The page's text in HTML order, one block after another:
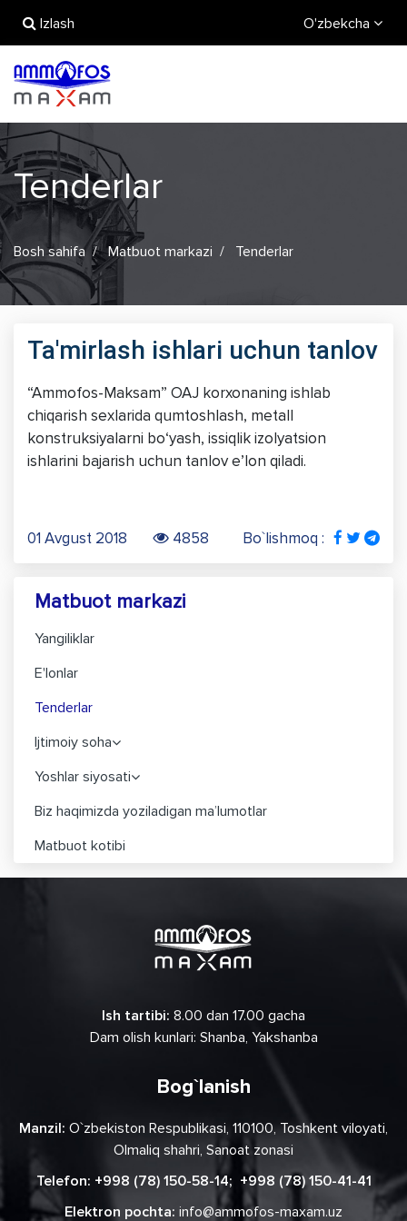
Izlash O'zbekcha
Tenderlar
Bosh sahifa Matbuot markazi Tenderlar
Ta'mirlash ishlari uchun tanlov
“Ammofos-Maksam” OAJ korxonaning ishlab
chiqarish sexlarida qumtoshlash, metall
konstruksiyalarni bo‘yash, issiqlik izolyatsion
ishlarini bajarish uchun tanlov e’lon qiladi.
01 Avgust 2018 4858 Bo`lishmoq :
Matbuot markazi
Yangiliklar
E'lonlar
Tenderlar
Ijtimoiy soha
Yoshlar siyosati
Biz haqimizda yoziladigan ma’lumotlar
Matbuot kotibi
Ish tartibi: 8.00 dan 17.00 gacha
Dam olish kunlari: Shanba, Yakshanba
Bog`lanish
Manzil: O`zbekiston Respublikasi, 110100, Toshkent viloyati,
Olmaliq shahri, Sanoat zonasi
Telefon: +998 (78) 150-58-14; +998 (78) 150-41-41
Elektron pochta: info@ammofos-maxam.uz